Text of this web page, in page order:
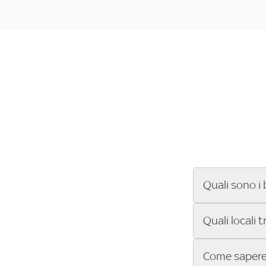
Quali sono i
Se cerchi un
ENILIVE, la
Sky Bar ti
Quali locali
Vuoi sapere
Come